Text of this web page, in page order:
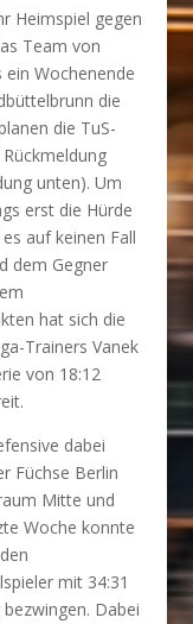
Heimspiel gegen
Team von
Wochenende
die
die TuS-
unten). Um
erst die Hürde
auf keinen Fall
dem Gegner
hat sich die
Trainers Vanek
von 18:12
dabei
Füchse Berlin
Mitte und
Woche konnte
mit 34:31
Dabei